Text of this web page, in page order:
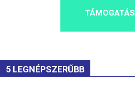
TÁMOGATÁS
5 LEGNÉPSZERŰBB